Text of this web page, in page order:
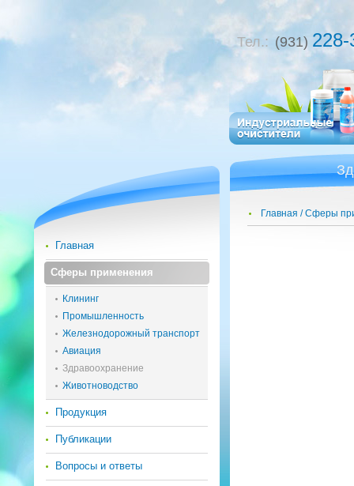
Тел.: (931)
Главная Сферы
Главная
Сферы применения
Клининг
Промышленность
Железнодорожный транспорт
Авиация
Здравоохранение
Животноводство
Продукция
Публикации
Вопросы и ответы